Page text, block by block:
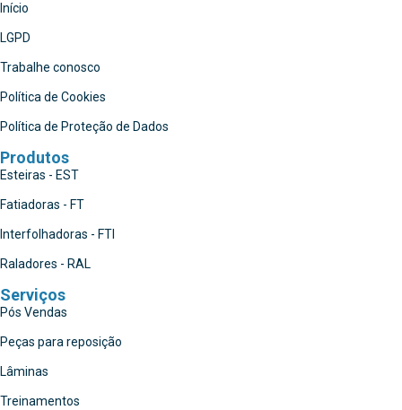
Início
LGPD
Trabalhe conosco
Política de Cookies
Política de Proteção de Dados
Produtos
Esteiras - EST
Fatiadoras - FT
Interfolhadoras - FTI
Raladores - RAL
Serviços
Pós Vendas
Peças para reposição
Lâminas
Treinamentos